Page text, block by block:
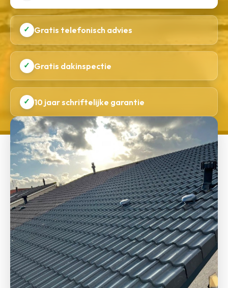
✓ Gratis telefonisch advies
✓ Gratis dakinspectie
✓ 10 jaar schriftelijke garantie